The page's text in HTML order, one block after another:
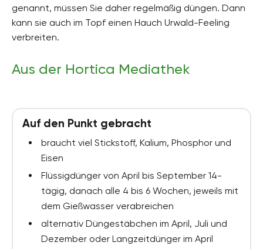
genannt, müssen Sie daher regelmäßig düngen. Dann
kann sie auch im Topf einen Hauch Urwald-Feeling
verbreiten.
Aus der Hortica Mediathek
Auf den Punkt gebracht
braucht viel Stickstoff, Kalium, Phosphor und
Eisen
Flüssigdünger von April bis September 14-
tägig, danach alle 4 bis 6 Wochen, jeweils mit
dem Gießwasser verabreichen
alternativ Düngestäbchen im April, Juli und
Dezember oder Langzeitdünger im April